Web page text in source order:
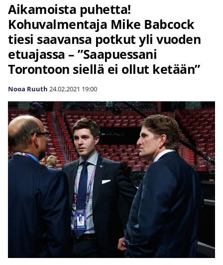
Aikamoista puhetta!
Kohuvalmentaja Mike Babcock
tiesi saavansa potkut yli vuoden
etuajassa – ”Saapuessani
Torontoon siellä ei ollut ketään”
Nooa Ruuth 24.02.2021 19:00